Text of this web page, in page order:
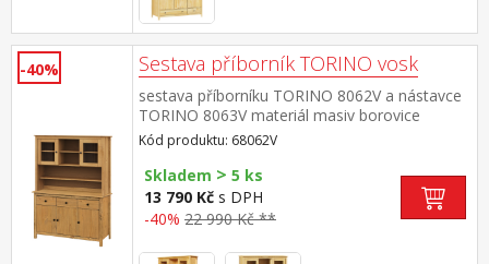
-40% Sestava příborník TORINO vosk
sestava příborníku TORINO 8062V a nástavce
TORINO 8063V materiál masiv borovice
voskovaná v medovém odstínu kovové
úchytky v barevném provedení černěná
mosaz příborník: 3 dveře, 3 zásuvky s
kovovými pojezdy nástavec: dvoje prosklená
dvířka rozměr příborníku (š/h/v) 129 × 40 × 80
Kód produktu: 68062V
Skladem > 5 ks
13 790 Kč s DPH
-40% 22 990 Kč **